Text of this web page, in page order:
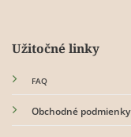
Užitočné linky
FAQ
Obchodné podmienky